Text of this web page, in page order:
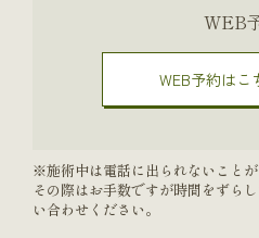
WEB
WEB予約はこ
※施術中は電話に出られないことが
その際はお手数ですが時間をずら
い合わせください。